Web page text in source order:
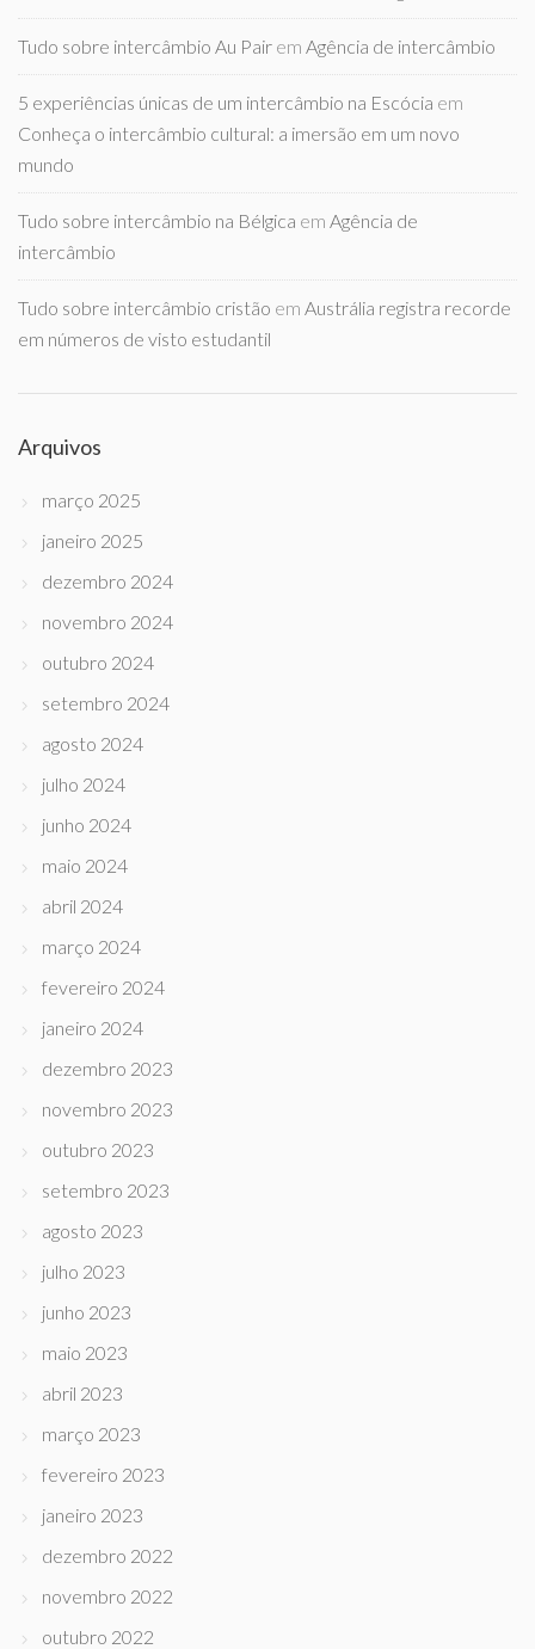
Tudo sobre intercâmbio Au Pair em Agência de intercâmbio
5 experiências únicas de um intercâmbio na Escócia em
Conheça o intercâmbio cultural: a imersão em um novo
mundo
Tudo sobre intercâmbio na Bélgica em Agência de
intercâmbio
Tudo sobre intercâmbio cristão em Austrália registra recorde
em números de visto estudantil
Arquivos
março 2025
janeiro 2025
dezembro 2024
novembro 2024
outubro 2024
setembro 2024
agosto 2024
julho 2024
junho 2024
maio 2024
abril 2024
março 2024
fevereiro 2024
janeiro 2024
dezembro 2023
novembro 2023
outubro 2023
setembro 2023
agosto 2023
julho 2023
junho 2023
maio 2023
abril 2023
março 2023
fevereiro 2023
janeiro 2023
dezembro 2022
novembro 2022
outubro 2022